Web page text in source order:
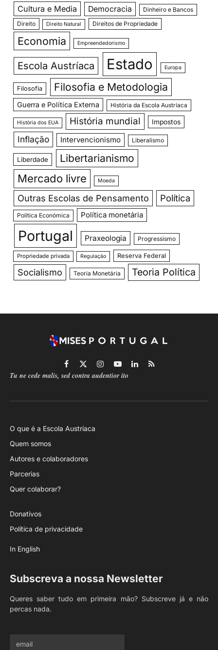
Cultura e Media
Democracia
Dinheiro e Bancos
Direito
Direito Natural Direitos de Propriedade
Economia Empreendedorismo
Escola Austríaca Estado Europa
Filosofia Filosofia e Metodologia
Guerra e Política Externa História da Escola Austríaca
História dos EUA História mundial Impostos
Inflação Intervencionismo Liberalismo
Liberdade Libertarianismo
Mercado livre Moeda
Outras Escolas de Pensamento Política
Política Económica Política monetária
Portugal Praxeologia Progressismo
Propriedade privada Regulação Reserva Federal
Socialismo Teoria Monetária Teoria Política
Facebook
X
(Twitter)
Instagram
YouTubeLinkedIn
RSS
Tu ne cede malis, sed contra audentior ito
O que é a Escola Austríaca
Quem somos
Autores e colaboradores
Parcerias
Quer colaborar?
Donativos
Política de privacidade
In English
Subscreva a nossa Newsletter
Queres saber tudo em primeira mão? Subscreve já e não
percas nada.